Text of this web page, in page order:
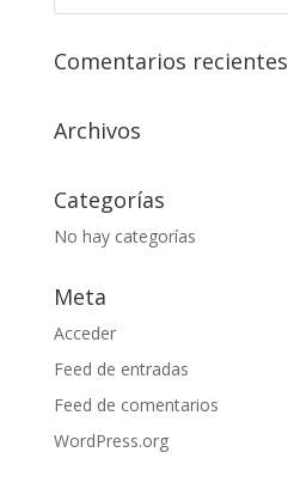
Comentarios recientes
Archivos
Categorías
No hay categorías
Meta
Acceder
Feed de entradas
Feed de comentarios
WordPress.org